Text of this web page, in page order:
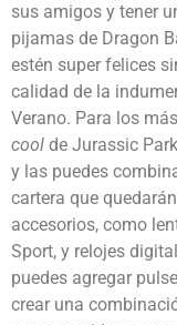
sus amigos y tener
pijamas de Dragon
estén super felices
calidad de la
Verano. Para los
cool de Jurassic
y las puedes
cartera que
accesorios, como
Sport, y relojes
puedes agregar
crear una